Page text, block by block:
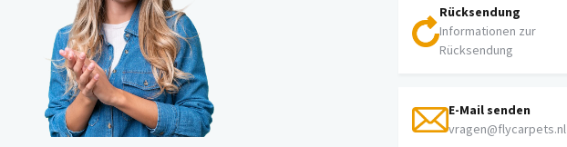
Rücksendung
Informationen zur
Rücksendung
E-Mail senden
vragen@flycarpets.nl